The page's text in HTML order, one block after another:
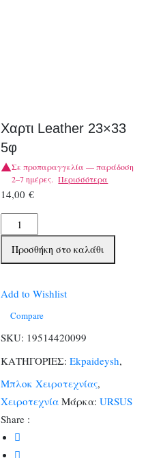
Χαρτι Leather 23×33
5φ
Σε προπαραγγελία — παράδοση
2–7 ημέρες. Περισσότερα
14,00€
Χαρτι
Leather
23x33
ποσότητα
Προσθήκη στο καλάθι
Add to Wishlist
Compare
SKU: 19514420099
ΚΑΤΗΓΟΡΙΕΣ: Ekpaideysh,
Μπλοκ Χειροτεχνίας,
Χειροτεχνία Μάρκα:URSUS
Share :